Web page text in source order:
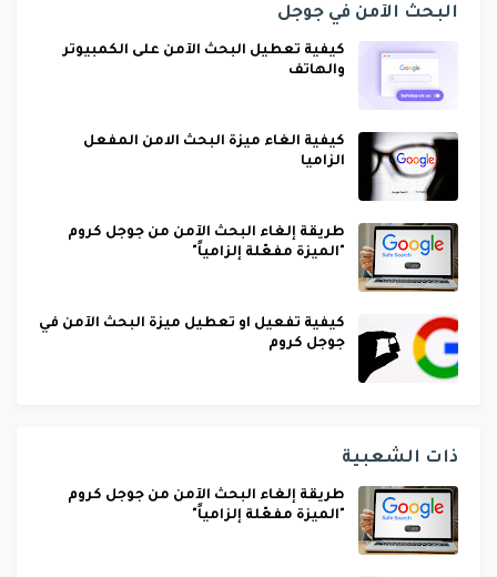
البحث الآمن في جوجل
كيفية تعطيل البحث الآمن على الكمبيوتر
والهاتف
كيفية الغاء ميزة البحث الامن المفعل
الزاميا
طريقة إلغاء البحث الآمن من جوجل كروم
"الميزة مفعّلة إلزامياً"
كيفية تفعيل او تعطيل ميزة البحث الآمن في
جوجل كروم
ذات الشعبية
طريقة إلغاء البحث الآمن من جوجل كروم
"الميزة مفعّلة إلزامياً"